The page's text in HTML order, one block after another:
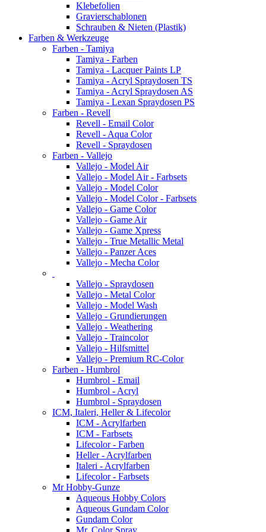
Klebefolien
Gravierschablonen
Schrauben & Nieten (Plastik)
Farben & Werkzeuge
Farben - Tamiya
Tamiya - Farben
Tamiya - Lacquer Paints LP
Tamiya - Acryl Spraydosen TS
Tamiya - Acryl Spraydosen AS
Tamiya - Lexan Spraydosen PS
Farben - Revell
Revell - Email Color
Revell - Aqua Color
Revell - Spraydosen
Farben - Vallejo
Vallejo - Model Air
Vallejo - Model Air - Farbsets
Vallejo - Model Color
Vallejo - Model Color - Farbsets
Vallejo - Game Color
Vallejo - Game Air
Vallejo - Game Xpress
Vallejo - True Metallic Metal
Vallejo - Panzer Aces
Vallejo - Mecha Color
Vallejo - Spraydosen
Vallejo - Metal Color
Vallejo - Model Wash
Vallejo - Grundierungen
Vallejo - Weathering
Vallejo - Traincolor
Vallejo - Hilfsmittel
Vallejo - Premium RC-Color
Farben - Humbrol
Humbrol - Email
Humbrol - Acryl
Humbrol - Spraydosen
ICM, Italeri, Heller & Lifecolor
ICM - Acrylfarben
ICM - Farbsets
Lifecolor - Farben
Heller - Acrylfarben
Italeri - Acrylfarben
Lifecolor - Farbsets
Mr Hobby-Gunze
Aqueous Hobby Colors
Aqueous Gundam Color
Gundam Color
Mr. Color Spray